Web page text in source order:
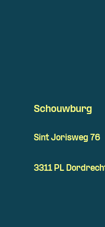
Schouwburg
Sint Jorisweg 76
3311 PL